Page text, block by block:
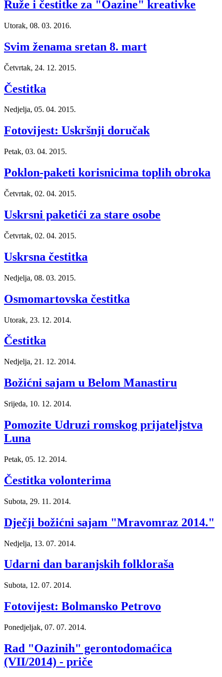
Ruže i čestitke za "Oazine" kreativke
Utorak, 08. 03. 2016.
Svim ženama sretan 8. mart
Četvrtak, 24. 12. 2015.
Čestitka
Nedjelja, 05. 04. 2015.
Fotovijest: Uskršnji doručak
Petak, 03. 04. 2015.
Poklon-paketi korisnicima toplih obroka
Četvrtak, 02. 04. 2015.
Uskrsni paketići za stare osobe
Četvrtak, 02. 04. 2015.
Uskrsna čestitka
Nedjelja, 08. 03. 2015.
Osmomartovska čestitka
Utorak, 23. 12. 2014.
Čestitka
Nedjelja, 21. 12. 2014.
Božićni sajam u Belom Manastiru
Srijeda, 10. 12. 2014.
Pomozite Udruzi romskog prijateljstva
Luna
Petak, 05. 12. 2014.
Čestitka volonterima
Subota, 29. 11. 2014.
Dječji božićni sajam "Mravomraz 2014."
Nedjelja, 13. 07. 2014.
Udarni dan baranjskih folkloraša
Subota, 12. 07. 2014.
Fotovijest: Bolmansko Petrovo
Ponedjeljak, 07. 07. 2014.
Rad "Oazinih" gerontodomaćica
(VII/2014) - priče